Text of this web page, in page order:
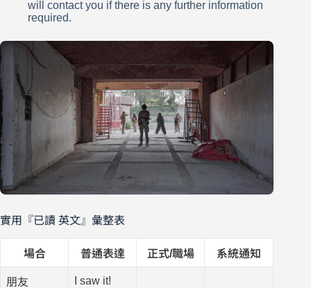
will contact you if there is any further information
required.
實用『已讀 英文』彙整表
場合 普通表達 正式/職場 系統通知
朋友 I saw it!